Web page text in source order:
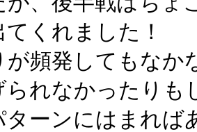
てくれました！
が頻発してもなか
られなかったりも
ターンにはまれば